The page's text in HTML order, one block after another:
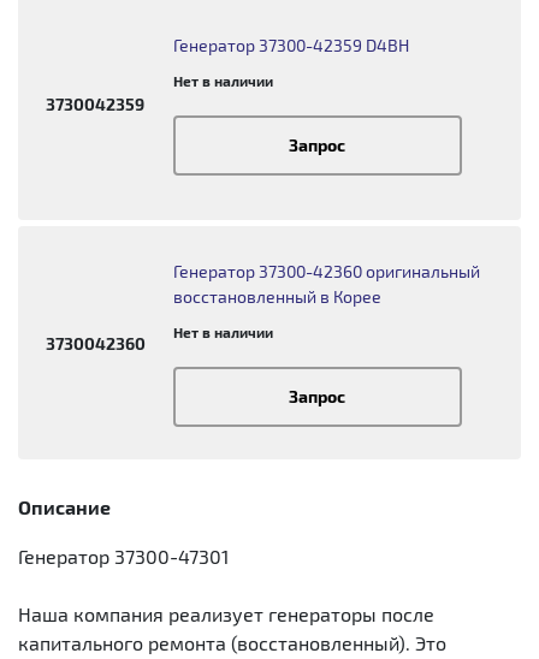
3730042359
Генератор 37300-42359 D4BH
Нет в наличии
Запрос
3730042360
Генератор 37300-42360 оригинальный
восстановленный в Корее
Нет в наличии
Запрос
Описание
Генератор 37300-47301
Наша компания реализует генераторы после
капитального ремонта (восстановленный). Это